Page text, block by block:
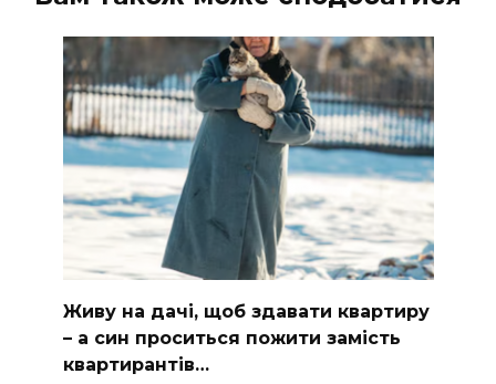
Живу на дачі, щоб здавати квартиру
– а син проситься пожити замість
квартирантів…